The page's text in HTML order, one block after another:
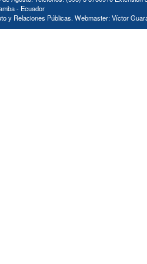
- Ecuador
y Relaciones Públicas. Webmaster: Víctor